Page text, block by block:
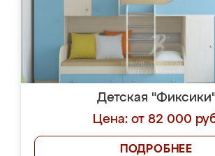
Детская
Цена: от 82 000
ПОДРОБНЕЕ